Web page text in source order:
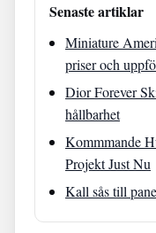
Senaste artiklar
Miniature
priser och
Dior Forever
hållbarhet
Kommmande
Projekt Just Nu
Kall sås till